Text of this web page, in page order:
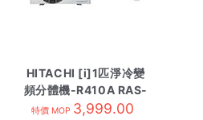
HITACHI [i]1匹淨冷變
頻分體機-R410A RAS-
DX10CSK-內
特價 MOP 3,999.00